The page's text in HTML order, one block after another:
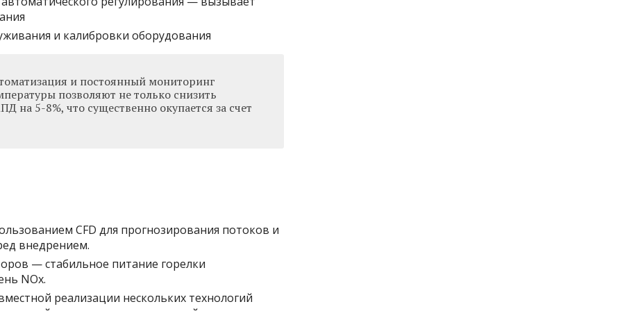
и калибровки оборудования
и постоянный мониторинг
позволяют не только снизить
на 5-8%, что существенно окупается за счет
CFD для прогнозирования потоков и
внедрением.
— стабильное питание горелки
NOx.
реализации нескольких технологий